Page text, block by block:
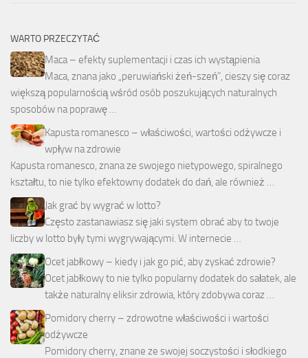
WARTO PRZECZYTAĆ
Maca – efekty suplementacji i czas ich wystąpienia
Maca, znana jako „peruwiański żeń-szeń”, cieszy się coraz
większą popularnością wśród osób poszukujących naturalnych
sposobów na poprawę …
Kapusta romanesco – właściwości, wartości odżywcze i
wpływ na zdrowie
Kapusta romanesco, znana ze swojego nietypowego, spiralnego
kształtu, to nie tylko efektowny dodatek do dań, ale również …
Jak grać by wygrać w lotto?
Często zastanawiasz się jaki system obrać aby to twoje
liczby w lotto były tymi wygrywającymi. W internecie …
Ocet jabłkowy – kiedy i jak go pić, aby zyskać zdrowie?
Ocet jabłkowy to nie tylko popularny dodatek do sałatek, ale
także naturalny eliksir zdrowia, który zdobywa coraz …
Pomidory cherry – zdrowotne właściwości i wartości
odżywcze
Pomidory cherry, znane ze swojej soczystości i słodkiego